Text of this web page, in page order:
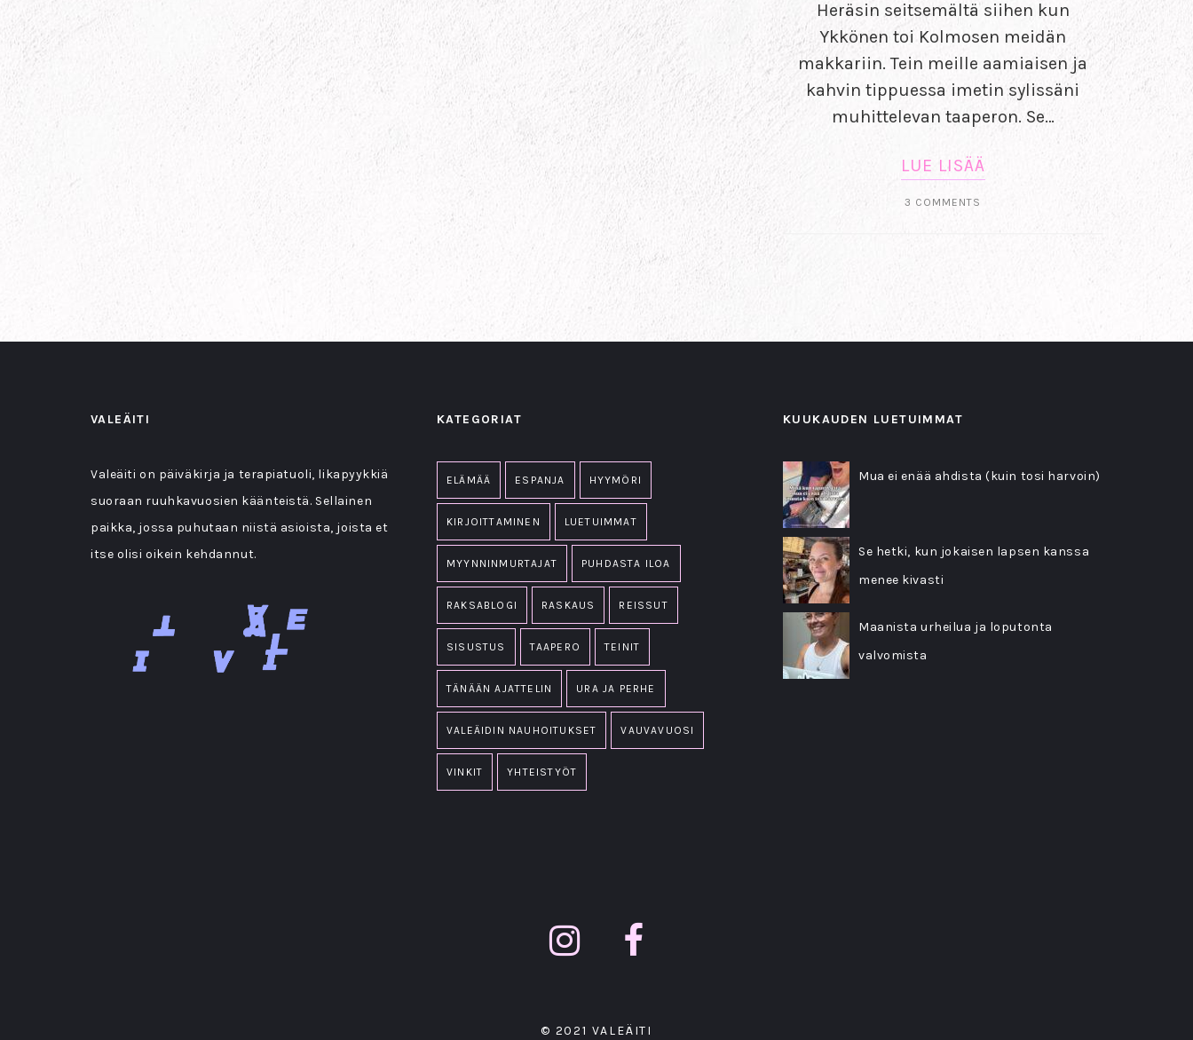
Heräsin seitsemältä siihen kun
Ykkönen toi Kolmosen meidän
makkariin. Tein meille aamiaisen ja
kahvin tippuessa imetin sylissäni
muhittelevan taaperon. Se…
LUE LISÄÄ
3 COMMENTS
VALEÄITI
Valeäiti on päiväkirja ja terapiatuoli, likapyykkiä
suoraan ruuhkavuosien käänteistä. Sellainen
paikka, jossa puhutaan niistä asioista, joista et
itse olisi oikein kehdannut.
KATEGORIAT
ELÄMÄÄ ESPANJA HYYMÖRI
KIRJOITTAMINEN LUETUIMMAT
MYYNNINMURTAJAT PUHDASTA ILOA
RAKSABLOGI RASKAUS REISSUT
SISUSTUS TAAPERO TEINIT
TÄNÄÄN AJATTELIN URA JA PERHE
VALEÄIDIN NAUHOITUKSET VAUVAVUOSI
VINKIT YHTEISTYÖT
KUUKAUDEN LUETUIMMAT
Mua ei enää ahdista (kuin tosi harvoin)
Se hetki, kun jokaisen lapsen kanssa
menee kivasti
Maanista urheilua ja loputonta
valvomista
© 2021 VALEÄITI